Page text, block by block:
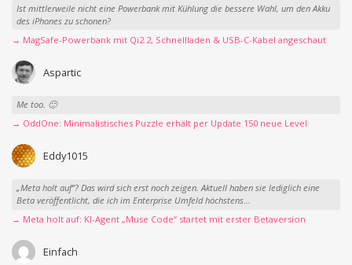
Ist mittlerweile nicht eine Powerbank mit Kühlung die bessere Wahl, um den Akku
des iPhones zu schonen?
→ MagSafe-Powerbank mit Qi2.2, Schnellladen & USB-C-Kabel angeschaut
Aspartic
Me too. 🙂
→ OddOne: Minimalistisches Puzzle erhält per Update 150 neue Level
Eddy1015
„Meta holt auf“? Das wird sich erst noch zeigen. Aktuell haben sie lediglich eine
Beta veröffentlicht, die ich im Enterprise Umfeld höchstens...
→ Meta holt auf: KI-Agent „Muse Code“ startet mit erster Betaversion
Einfach